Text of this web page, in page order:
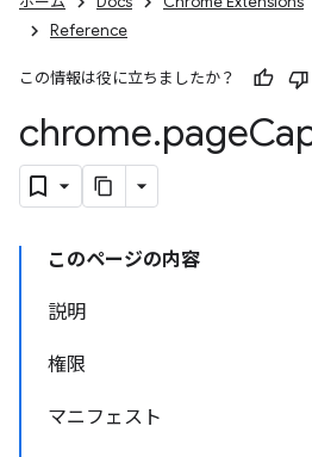
Reference
この情報は役に立ちましたか？
chrome.page
このページの内容
説明
権限
マニフェスト